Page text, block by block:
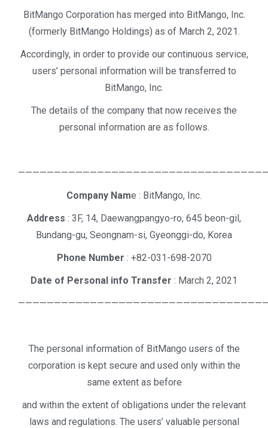
BitMango Corporation has merged into BitMango, Inc.
(formerly BitMango Holdings) as of March 2, 2021.
Accordingly, in order to provide our continuous service,
users’ personal information will be transferred to
BitMango, Inc.
The details of the company that now receives the
personal information are as follows.
Company Name : BitMango, Inc.
Address : 3F, 14, Daewangpangyo-ro, 645 beon-gil,
Bundang-gu, Seongnam-si, Gyeonggi-do, Korea
Phone Number : +82-031-698-2070
Date of Personal info Transfer : March 2, 2021
The personal information of BitMango users of the
corporation is kept secure and used only within the
same extent as before
and within the extent of obligations under the relevant
laws and regulations. The users’ valuable personal